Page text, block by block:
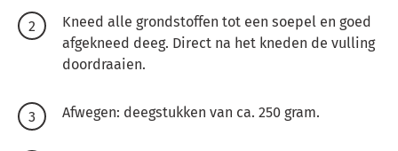
Kneed alle grondstoffen tot een soepel en goed
afgekneed deeg. Direct na het kneden de vulling
doordraaien.
Afwegen: deegstukken van ca. 250 gram.